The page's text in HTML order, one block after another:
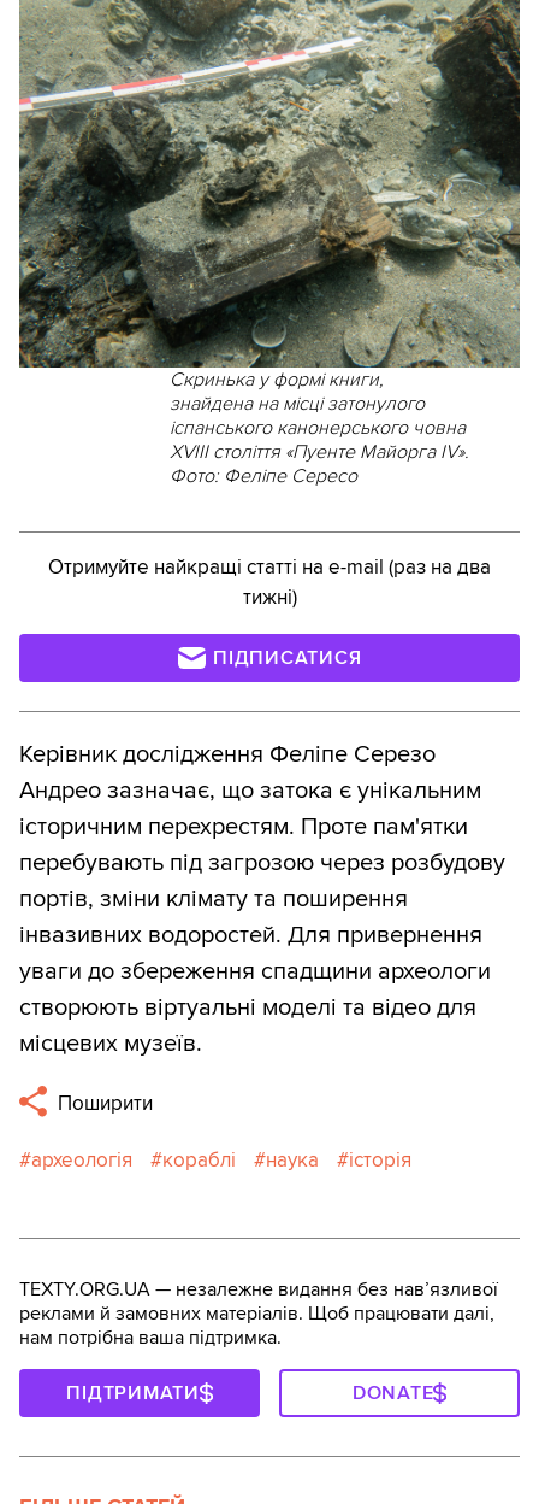
Скринька у формі книги,
знайдена на місці затонулого
іспанського канонерського човна
XVIII століття «Пуенте Майорга IV».
Фото: Феліпе Сересо
Отримуйте найкращі статті на e-mail (раз на два
тижні)
ПІДПИСАТИСЯ
Керівник дослідження Феліпе Серезо
Андрео зазначає, що затока є унікальним
історичним перехрестям. Проте пам'ятки
перебувають під загрозою через розбудову
портів, зміни клімату та поширення
інвазивних водоростей. Для привернення
уваги до збереження спадщини археологи
створюють віртуальні моделі та відео для
місцевих музеїв.
Поширити
археологія кораблі наука історія
TEXTY.ORG.UA — незалежне видання без навʼязливої
реклами й замовних матеріалів. Щоб працювати далі,
нам потрібна ваша підтримка.
ПІДТРИМАТИ DONATE